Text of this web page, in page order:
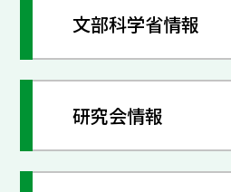
文部科学省情報
研究会情報